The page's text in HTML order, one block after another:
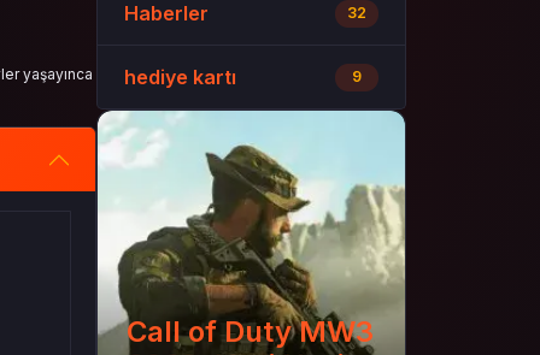
yaşayınca
Haberler 32
hediye kartı 9
Call of Duty MW3